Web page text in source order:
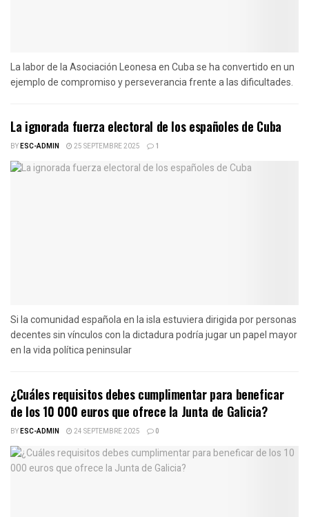
La labor de la Asociación Leonesa en Cuba se ha convertido en un
ejemplo de compromiso y perseverancia frente a las dificultades.
La ignorada fuerza electoral de los españoles de Cuba
BYESC-ADMIN 25 SEPTEMBRE 2025 1
Si la comunidad española en la isla estuviera dirigida por personas
decentes sin vínculos con la dictadura podría jugar un papel mayor
en la vida política peninsular
¿Cuáles requisitos debes cumplimentar para beneficar
de los 10 000 euros que ofrece la Junta de Galicia?
BYESC-ADMIN 24 SEPTEMBRE 2025 0